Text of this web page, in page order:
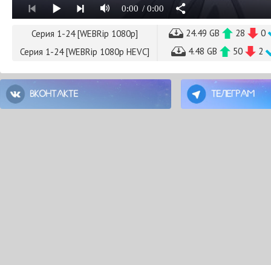
0:00 / 0:00
Серия 1-24 [WEBRip 1080p] 24.49 GB 28
0
Серия 1-24 [WEBRip 1080p HEVC]
4.48 GB 50 2